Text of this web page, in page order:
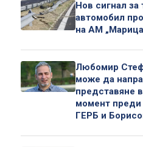
Нов сигнал за
автомобил
на АМ
Любомир
може да
представяне
момент преди
ГЕРБ и